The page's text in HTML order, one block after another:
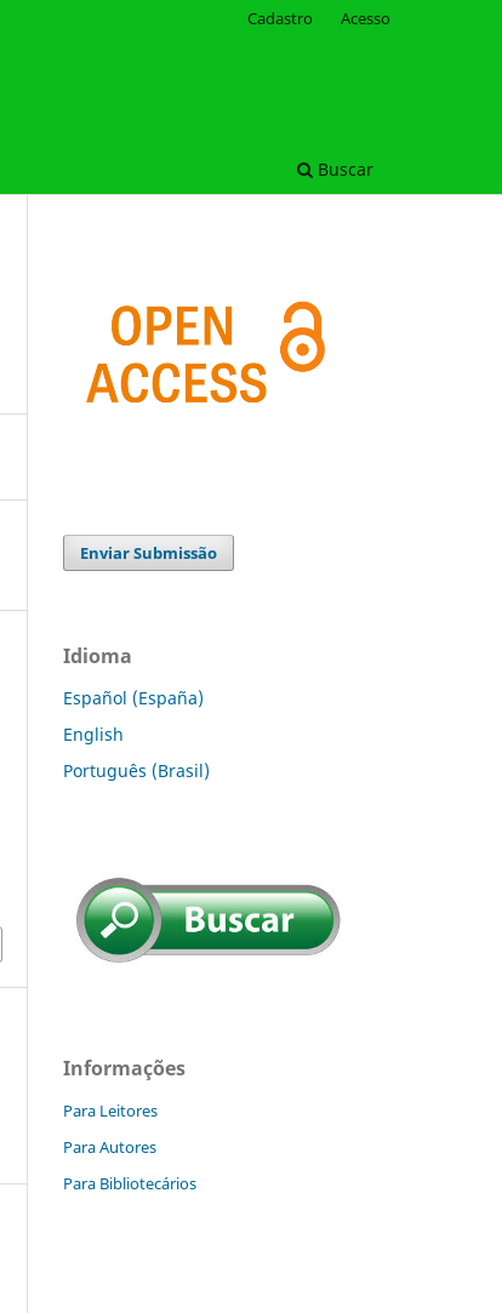
Buscar
Cadastro Acesso
Enviar Submissão
Idioma
Español (España)
English
Português (Brasil)
Informações
Para Leitores
Para Autores
Para Bibliotecários